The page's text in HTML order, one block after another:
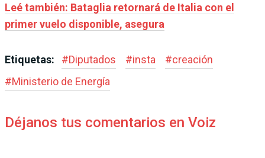
Leé también: Bataglia retornará de Italia con el
primer vuelo disponible, asegura
Etiquetas: #Diputados #insta #creación
#Ministerio de Energía
Déjanos tus comentarios en Voiz